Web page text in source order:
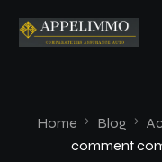
Home Blog
comment